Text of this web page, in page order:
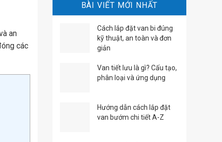
an
các
BÀI VIẾT MỚI NHẤT
Cách lắp đặt van bi đúng
kỹ thuật, an toàn và đơn
giản
Van tiết lưu là gì? Cấu tạo,
phân loại và ứng dụng
Hướng dẫn cách lắp đặt
van bướm chi tiết A-Z